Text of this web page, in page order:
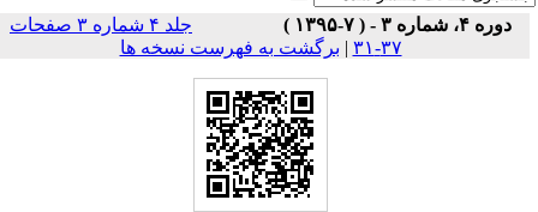
جلد ۴ شماره ۳ صفحات
برگشت به فهرست نسخه ها